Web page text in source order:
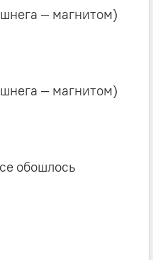
— магнитом)
— магнитом)
обошлось